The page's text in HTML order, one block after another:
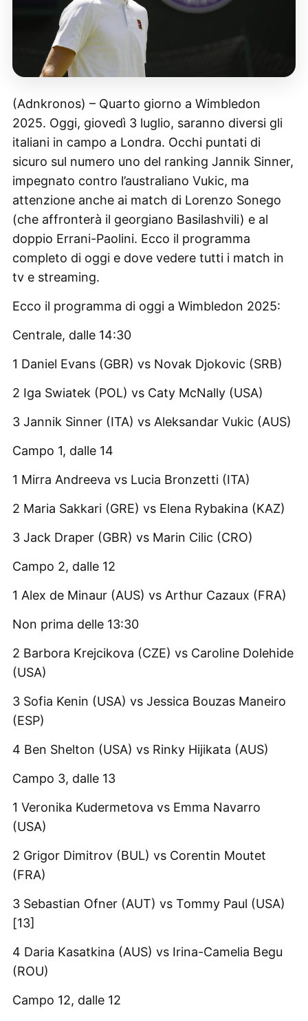
(Adnkronos) – Quarto giorno a Wimbledon
2025. Oggi, giovedì 3 luglio, saranno diversi gli
italiani in campo a Londra. Occhi puntati di
sicuro sul numero uno del ranking Jannik Sinner,
impegnato contro l’australiano Vukic, ma
attenzione anche ai match di Lorenzo Sonego
(che affronterà il georgiano Basilashvili) e al
doppio Errani-Paolini. Ecco il programma
completo di oggi e dove vedere tutti i match in
tv e streaming.
Ecco il programma di oggi a Wimbledon 2025:
Centrale, dalle 14:30
1 Daniel Evans (GBR) vs Novak Djokovic (SRB)
2 Iga Swiatek (POL) vs Caty McNally (USA)
3 Jannik Sinner (ITA) vs Aleksandar Vukic (AUS)
Campo 1, dalle 14
1 Mirra Andreeva vs Lucia Bronzetti (ITA)
2 Maria Sakkari (GRE) vs Elena Rybakina (KAZ)
3 Jack Draper (GBR) vs Marin Cilic (CRO)
Campo 2, dalle 12
1 Alex de Minaur (AUS) vs Arthur Cazaux (FRA)
Non prima delle 13:30
2 Barbora Krejcikova (CZE) vs Caroline Dolehide
(USA)
3 Sofia Kenin (USA) vs Jessica Bouzas Maneiro
(ESP)
4 Ben Shelton (USA) vs Rinky Hijikata (AUS)
Campo 3, dalle 13
1 Veronika Kudermetova vs Emma Navarro
(USA)
2 Grigor Dimitrov (BUL) vs Corentin Moutet
(FRA)
3 Sebastian Ofner (AUT) vs Tommy Paul (USA)
[13]
4 Daria Kasatkina (AUS) vs Irina-Camelia Begu
(ROU)
Campo 12, dalle 12